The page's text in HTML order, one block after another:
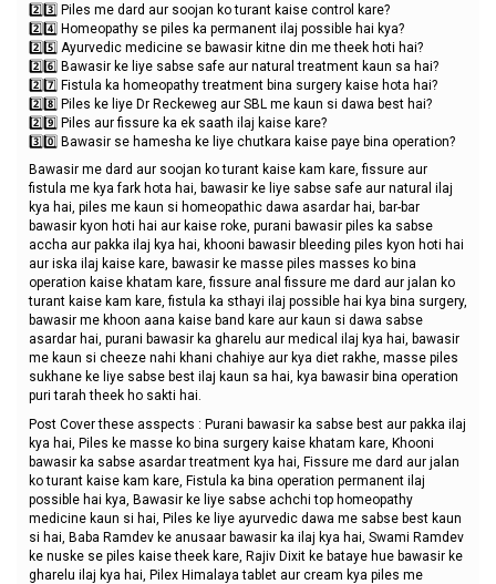
2️⃣3️⃣ Piles me dard aur soojan ko turant kaise control kare?
2️⃣4️⃣ Homeopathy se piles ka permanent ilaj possible hai kya?
2️⃣5️⃣ Ayurvedic medicine se bawasir kitne din me theek hoti hai?
2️⃣6️⃣ Bawasir ke liye sabse safe aur natural treatment kaun sa hai?
2️⃣7️⃣ Fistula ka homeopathy treatment bina surgery kaise hota hai?
2️⃣8️⃣ Piles ke liye Dr Reckeweg aur SBL me kaun si dawa best hai?
2️⃣9️⃣ Piles aur fissure ka ek saath ilaj kaise kare?
3️⃣0️⃣ Bawasir se hamesha ke liye chutkara kaise paye bina operation?
Bawasir me dard aur soojan ko turant kaise kam kare, fissure aur
fistula me kya fark hota hai, bawasir ke liye sabse safe aur natural ilaj
kya hai, piles me kaun si homeopathic dawa asardar hai, bar-bar
bawasir kyon hoti hai aur kaise roke, purani bawasir piles ka sabse
accha aur pakka ilaj kya hai, khooni bawasir bleeding piles kyon hoti hai
aur iska ilaj kaise kare, bawasir ke masse piles masses ko bina
operation kaise khatam kare, fissure anal fissure me dard aur jalan ko
turant kaise kam kare, fistula ka sthayi ilaj possible hai kya bina surgery,
bawasir me khoon aana kaise band kare aur kaun si dawa sabse
asardar hai, purani bawasir ka gharelu aur medical ilaj kya hai, bawasir
me kaun si cheeze nahi khani chahiye aur kya diet rakhe, masse piles
sukhane ke liye sabse best ilaj kaun sa hai, kya bawasir bina operation
puri tarah theek ho sakti hai.
Post Cover these asspects : Purani bawasir ka sabse best aur pakka ilaj
kya hai, Piles ke masse ko bina surgery kaise khatam kare, Khooni
bawasir ka sabse asardar treatment kya hai, Fissure me dard aur jalan
ko turant kaise kam kare, Fistula ka bina operation permanent ilaj
possible hai kya, Bawasir ke liye sabse achchi top homeopathy
medicine kaun si hai, Piles ke liye ayurvedic dawa me sabse best kaun
si hai, Baba Ramdev ke anusaar bawasir ka ilaj kya hai, Swami Ramdev
ke nuske se piles kaise theek kare, Rajiv Dixit ke bataye hue bawasir ke
gharelu ilaj kya hai, Pilex Himalaya tablet aur cream kya piles me